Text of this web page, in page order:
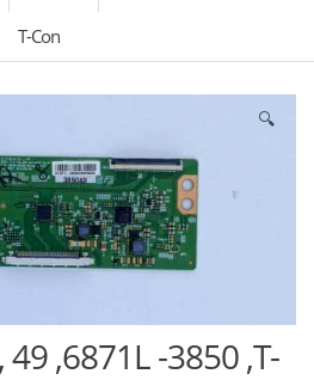
T-Con
🔍
,6871L -3850 ,T-